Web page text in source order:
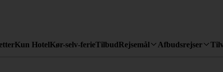
Kun HotelKør-selv-ferieTilbudRejsemål Afbudsrejser